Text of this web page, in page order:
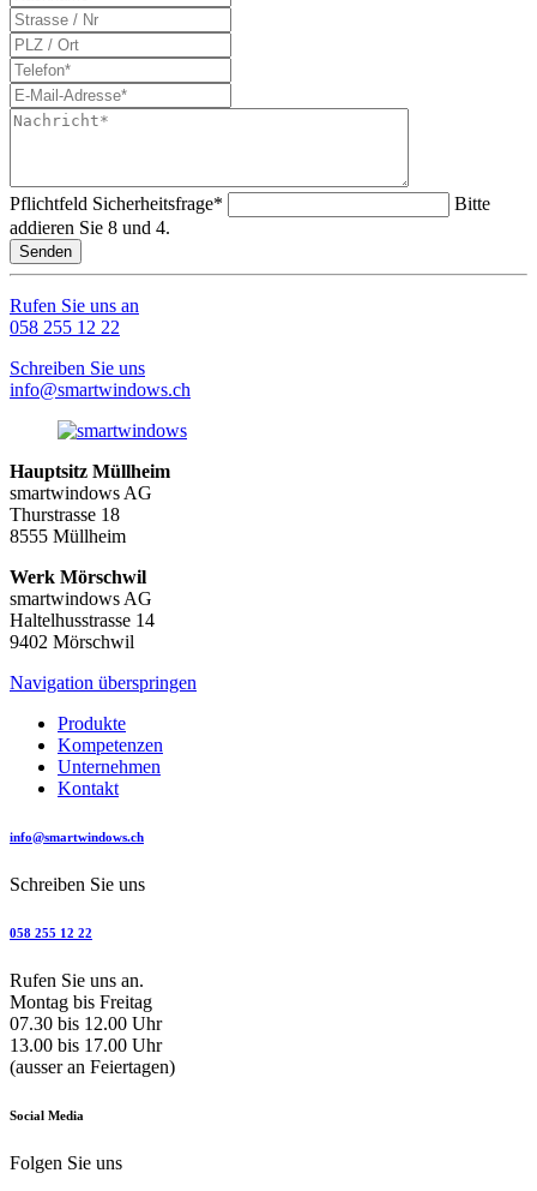
Pflichtfeld Sicherheitsfrage*
Bitte
addieren Sie 8 und 4.
Senden
Rufen Sie uns an
058 255 12 22
Schreiben Sie uns
info@smartwindows.ch
Hauptsitz Müllheim
smartwindows AG
Thurstrasse 18
8555 Müllheim
Werk Mörschwil
smartwindows AG
Haltelhusstrasse 14
9402 Mörschwil
Navigation überspringen
Produkte
Kompetenzen
Unternehmen
Kontakt
info@smartwindows.ch
Schreiben Sie uns
058 255 12 22
Rufen Sie uns an.
Montag bis Freitag
07.30 bis 12.00 Uhr
13.00 bis 17.00 Uhr
(ausser an Feiertagen)
Social Media
Folgen Sie uns